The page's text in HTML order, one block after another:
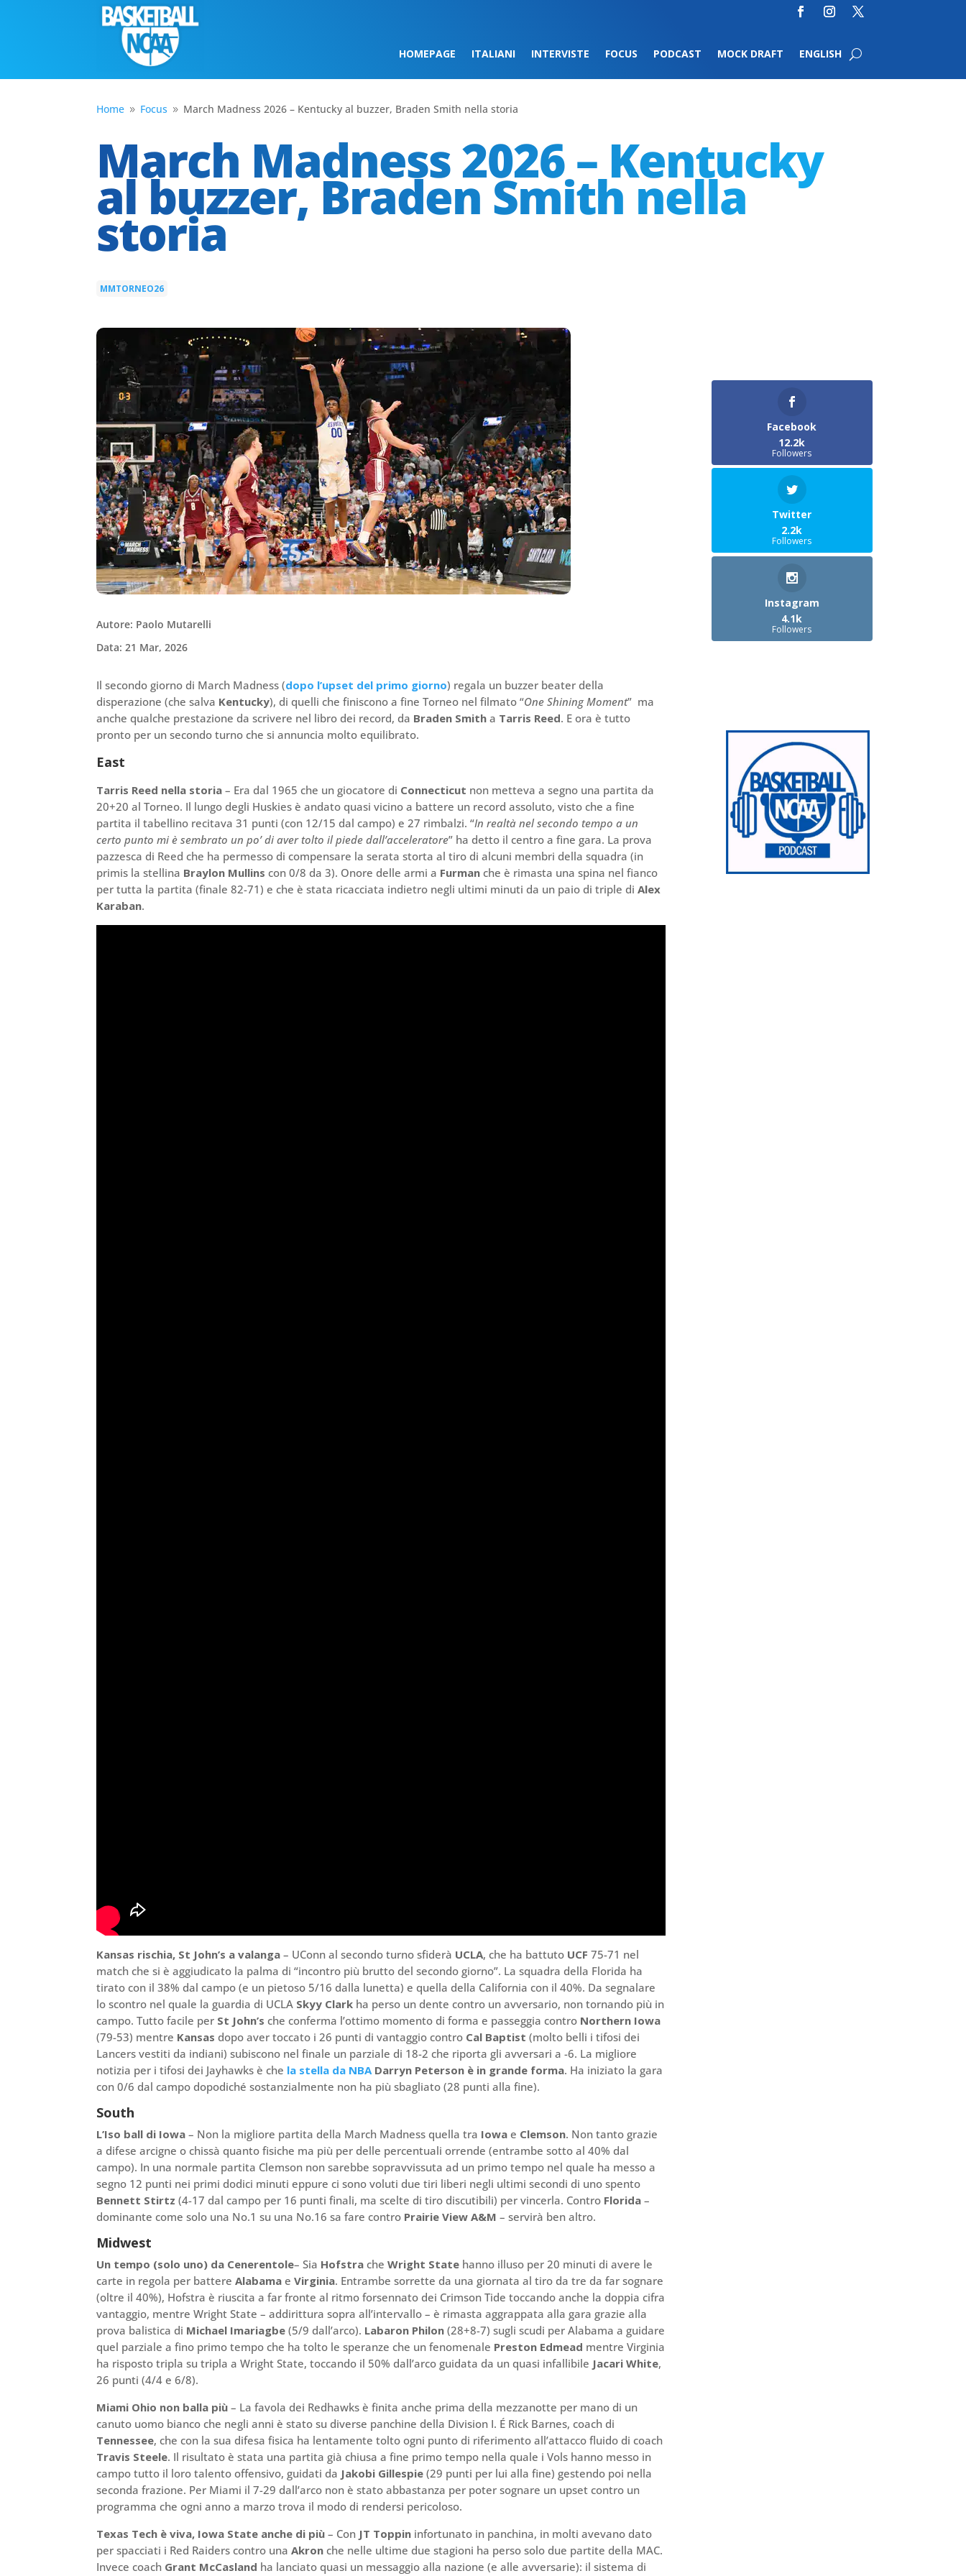
HOMEPAGE ITALIANI INTERVISTE FOCUS PODCAST MOCK DRAFT ENGLISH
Home 9 Focus 9 March Madness 2026 – Kentucky al buzzer, Braden Smith nella storia
March Madness 2026 – Kentucky
al buzzer, Braden Smith nella
storia
MMTORNEO26
Autore: Paolo Mutarelli
Data: 21 Mar, 2026
Il secondo giorno di March Madness (dopo l’upset del primo giorno) regala un buzzer beater della
disperazione (che salva Kentucky), di quelli che finiscono a fine Torneo nel filmato “One Shining Moment” ma
anche qualche prestazione da scrivere nel libro dei record, da Braden Smith a Tarris Reed. E ora è tutto
pronto per un secondo turno che si annuncia molto equilibrato.
East
Tarris Reed nella storia – Era dal 1965 che un giocatore di Connecticut non metteva a segno una partita da
20+20 al Torneo. Il lungo degli Huskies è andato quasi vicino a battere un record assoluto, visto che a fine
partita il tabellino recitava 31 punti (con 12/15 dal campo) e 27 rimbalzi. “In realtà nel secondo tempo a un
certo punto mi è sembrato un po’ di aver tolto il piede dall’acceleratore” ha detto il centro a fine gara. La prova
pazzesca di Reed che ha permesso di compensare la serata storta al tiro di alcuni membri della squadra (in
primis la stellina Braylon Mullins con 0/8 da 3). Onore delle armi a Furman che è rimasta una spina nel fianco
per tutta la partita (finale 82-71) e che è stata ricacciata indietro negli ultimi minuti da un paio di triple diAlex
Karaban.
Kansas rischia, St John’s a valanga – UConn al secondo turno sfiderà UCLA, che ha battuto UCF 75-71 nel
match che si è aggiudicato la palma di “incontro più brutto del secondo giorno”. La squadra della Florida ha
tirato con il 38% dal campo (e un pietoso 5/16 dalla lunetta) e quella della California con il 40%. Da segnalare
lo scontro nel quale la guardia di UCLA Skyy Clark ha perso un dente contro un avversario, non tornando più in
campo. Tutto facile per St John’s che conferma l’ottimo momento di forma e passeggia contro Northern Iowa
(79-53) mentre Kansas dopo aver toccato i 26 punti di vantaggio contro Cal Baptist (molto belli i tifosi dei
Lancers vestiti da indiani) subiscono nel finale un parziale di 18-2 che riporta gli avversari a -6. La migliore
notizia per i tifosi dei Jayhawks è che la stella da NBA Darryn Peterson è in grande forma. Ha iniziato la gara
con 0/6 dal campo dopodiché sostanzialmente non ha più sbagliato (28 punti alla fine).
South
L’Iso ball di Iowa – Non la migliore partita della March Madness quella tra Iowa e Clemson. Non tanto grazie
a difese arcigne o chissà quanto fisiche ma più per delle percentuali orrende (entrambe sotto al 40% dal
campo). In una normale partita Clemson non sarebbe sopravvissuta ad un primo tempo nel quale ha messo a
segno 12 punti nei primi dodici minuti eppure ci sono voluti due tiri liberi negli ultimi secondi di uno spento
Bennett Stirtz (4-17 dal campo per 16 punti finali, ma scelte di tiro discutibili) per vincerla. Contro Florida –
dominante come solo una No.1 su una No.16 sa fare contro Prairie View A&M – servirà ben altro.
Midwest
Un tempo (solo uno) da Cenerentole– Sia Hofstra cheWright State hanno illuso per 20 minuti di avere le
carte in regola per battereAlabama eVirginia. Entrambe sorrette da una giornata al tiro da tre da far sognare
(oltre il 40%), Hofstra è riuscita a far fronte al ritmo forsennato dei Crimson Tide toccando anche la doppia cifra
vantaggio, mentre Wright State – addirittura sopra all’intervallo – è rimasta aggrappata alla gara grazie alla
prova balistica di Michael Imariagbe (5/9 dall’arco). Labaron Philon (28+8-7) sugli scudi per Alabama a guidare
quel parziale a fino primo tempo che ha tolto le speranze che un fenomenale Preston Edmead mentre Virginia
ha risposto tripla su tripla a Wright State, toccando il 50% dall’arco guidata da un quasi infallibile Jacari White,
26 punti (4/4 e 6/8).
Miami Ohio non balla più– La favola dei Redhawks è finita anche prima della mezzanotte per mano di un
canuto uomo bianco che negli anni è stato su diverse panchine della Division I. É Rick Barnes, coach di
Tennessee, che con la sua difesa fisica ha lentamente tolto ogni punto di riferimento all’attacco fluido di coach
Travis Steele. Il risultato è stata una partita già chiusa a fine primo tempo nella quale i Vols hanno messo in
campo tutto il loro talento offensivo, guidati da Jakobi Gillespie (29 punti per lui alla fine) gestendo poi nella
seconda frazione. Per Miami il 7-29 dall’arco non è stato abbastanza per poter sognare un upset contro un
programma che ogni anno a marzo trova il modo di rendersi pericoloso.
Texas Tech è viva, Iowa State anche di più – Con JT Toppin infortunato in panchina, in molti avevano dato
per spacciati i Red Raiders contro unaAkron che nelle ultime due stagioni ha perso solo due partite della MAC.
Invece coach Grant McCasland ha lanciato quasi un messaggio alla nazione (e alle avversarie): il sistema di
Facebook
12.2k
Followers
Twitter
2.2k
Followers
Instagram
4.1k
Followers